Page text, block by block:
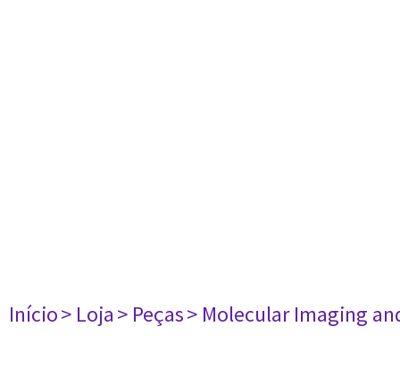
Início> Loja> Peças> Molecular Imaging